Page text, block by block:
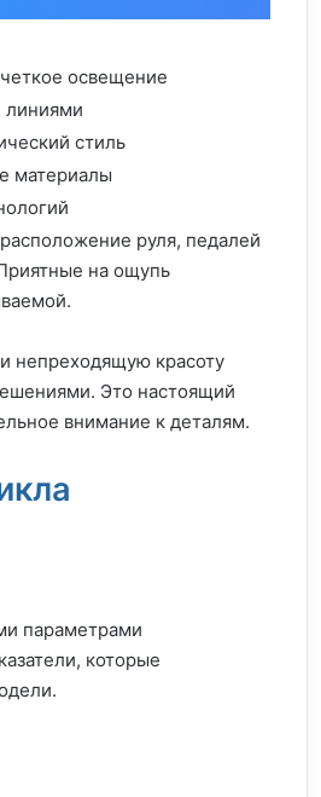
освещение
линиями
стиль
материалы
руля, педалей
на ощупь
непреходящую красоту
Это настоящий
внимание к деталям.
параметрами
которые